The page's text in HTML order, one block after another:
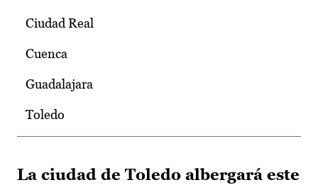
Ciudad Real
Cuenca
Guadalajara
Toledo
La ciudad de Toledo albergará este